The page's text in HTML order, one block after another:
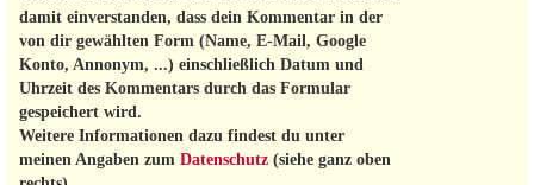
damit einverstanden, dass dein Kommentar in der
von dir gewählten Form (Name, E-Mail, Google
Konto, Annonym, ...) einschließlich Datum und
Uhrzeit des Kommentars durch das Formular
gespeichert wird.
Weitere Informationen dazu findest du unter
meinen Angaben zum Datenschutz (siehe ganz oben